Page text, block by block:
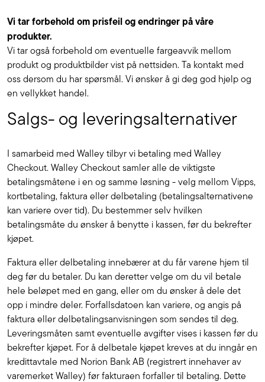
Vi tar forbehold om prisfeil og endringer på våre
produkter.
Vi tar også forbehold om eventuelle fargeavvik mellom
produkt og produktbilder vist på nettsiden. Ta kontakt med
oss dersom du har spørsmål. Vi ønsker å gi deg god hjelp og
en vellykket handel.
Salgs- og leveringsalternativer
I samarbeid med Walley tilbyr vi betaling med Walley
Checkout. Walley Checkout samler alle de viktigste
betalingsmåtene i en og samme løsning - velg mellom Vipps,
kortbetaling, faktura eller delbetaling (betalingsalternativene
kan variere over tid). Du bestemmer selv hvilken
betalingsmåte du ønsker å benytte i kassen, før du bekrefter
kjøpet.
Faktura eller delbetaling innebærer at du får varene hjem til
deg før du betaler. Du kan deretter velge om du vil betale
hele beløpet med en gang, eller om du ønsker å dele det
opp i mindre deler. Forfallsdatoen kan variere, og angis på
faktura eller delbetalingsanvisningen som sendes til deg.
Leveringsmåten samt eventuelle avgifter vises i kassen før du
bekrefter kjøpet. For å delbetale kjøpet kreves at du inngår en
kredittavtale med Norion Bank AB (registrert innehaver av
varemerket Walley) før fakturaen forfaller til betaling. Dette